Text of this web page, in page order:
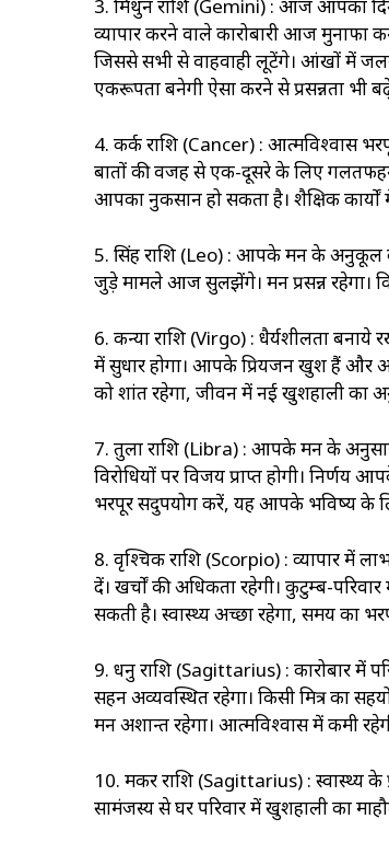
3. मिथुन राशि (Gemini) : आज आपका
व्यापार करने वाले कारोबारी आज मुनाफा
जिससे सभी से वाहवाही लूटेंगे। आंखों में
एकरूपता बनेगी ऐसा करने से प्रसन्नता भी
4. कर्क राशि (Cancer) : आत्मविश्वास
बातों की वजह से एक-दूसरे के लिए
आपका नुकसान हो सकता है। शैक्षिक कार्यों
5. सिंह राशि (Leo) : आपके मन के अनुकूल
जुड़े मामले आज सुलझेंगे। मन प्रसन्न रहेगा।
6. कन्या राशि (Virgo) : धैर्यशीलता
में सुधार होगा। आपके प्रियजन खुश हैं और
को शांत रहेगा, जीवन में नई खुशहाली का
7. तुला राशि (Libra) : आपके मन के अनुसार,
विरोधियों पर विजय प्राप्त होगी।
भरपूर सदुपयोग करें, यह आपके भविष्य के लिए
8. वृश्चिक राशि (Scorpio) : व्यापार में
दें। खर्चों की अधिकता रहेगी। कुटुम्ब-
सकती है। स्वास्थ्‍य अच्छा रहेगा, समय का
9. धनु राशि (Sagittarius) : कारोबार में
सहन अव्यवस्थित रहेगा। किसी मित्र का
मन अशान्त रहेगा। आत्मविश्वास में कमी
10. मकर राशि (Sagittarius) : स्वास्थ्‍य के
सामंजस्य से घर परिवार में खुशहाली का